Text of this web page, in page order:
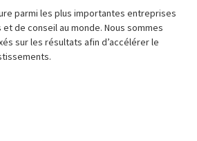
parmi les plus importantes entreprises
de conseil au monde. Nous sommes
sur les résultats afin d’accélérer le